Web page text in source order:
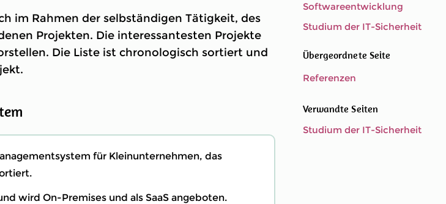
im Rahmen der selbständigen Tätigkeit, des
Projekten. Die interessantesten Projekte
Die Liste ist chronologisch sortiert und
für Kleinunternehmen, das
wird On-Premises und als SaaS angeboten.
Softwareentwicklung
Studium der IT-Sicherheit
Übergeordnete Seite
Referenzen
Verwandte Seiten
Studium der IT-Sicherheit